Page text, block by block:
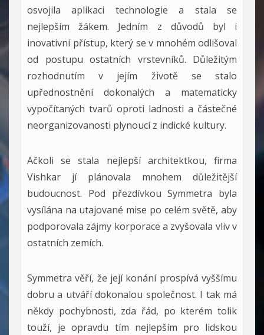
osvojila aplikaci technologie a stala se
nejlepším žákem. Jedním z důvodů byl i
inovativní přístup, který se v mnohém odlišoval
od postupu ostatních vrstevníků. Důležitým
rozhodnutím v jejím životě se stalo
upřednostnění dokonalých a matematicky
vypočítaných tvarů oproti ladnosti a částečné
neorganizovanosti plynoucí z indické kultury.
Ačkoli se stala nejlepší architektkou, firma
Vishkar jí plánovala mnohem důležitější
budoucnost. Pod přezdívkou Symmetra byla
vysílána na utajované mise po celém světě, aby
podporovala zájmy korporace a zvyšovala vliv v
ostatních zemích.
Symmetra věří, že její konání prospívá vyššímu
dobru a utváří dokonalou společnost. I tak má
někdy pochybnosti, zda řád, po kterém tolik
touží, je opravdu tím nejlepším pro lidskou